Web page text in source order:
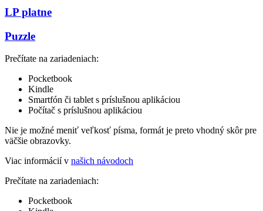
LP platne
Puzzle
Prečítate na zariadeniach:
Pocketbook
Kindle
Smartfón či tablet s príslušnou aplikáciou
Počítač s príslušnou aplikáciou
Nie je možné meniť veľkosť písma, formát je preto vhodný skôr pre
väčšie obrazovky.
Viac informácií v našich návodoch
Prečítate na zariadeniach:
Pocketbook